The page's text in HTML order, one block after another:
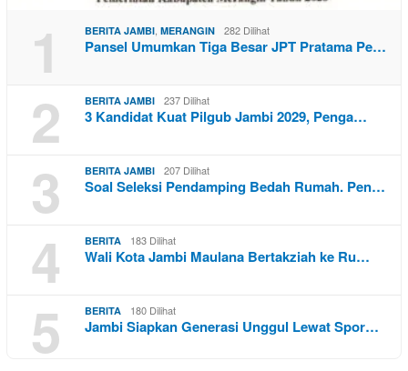
1 BERITA JAMBI, MERANGIN 282 Dilihat
Pansel Umumkan Tiga Besar JPT Pratama Pe…
2 BERITA JAMBI 237 Dilihat
3 Kandidat Kuat Pilgub Jambi 2029, Penga…
3 BERITA JAMBI 207 Dilihat
Soal Seleksi Pendamping Bedah Rumah. Pen…
4 BERITA 183 Dilihat
Wali Kota Jambi Maulana Bertakziah ke Ru…
5 BERITA 180 Dilihat
Jambi Siapkan Generasi Unggul Lewat Spor…